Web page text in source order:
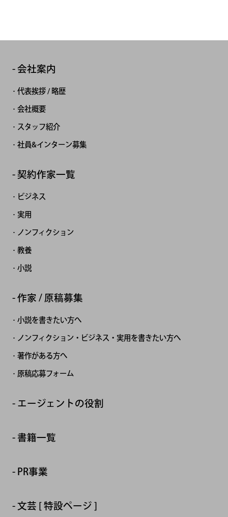
会社案内
代表挨拶 / 略歴
会社概要
スタッフ紹介
社員&インターン募集
契約作家一覧
ビジネス
実用
ノンフィクション
教養
小説
作家 / 原稿募集
小説を書きたい方へ
ノンフィクション・ビジネス・実用を書きたい方へ
著作がある方へ
原稿応募フォーム
エージェントの役割
書籍一覧
PR事業
文芸 [ 特設ページ ]